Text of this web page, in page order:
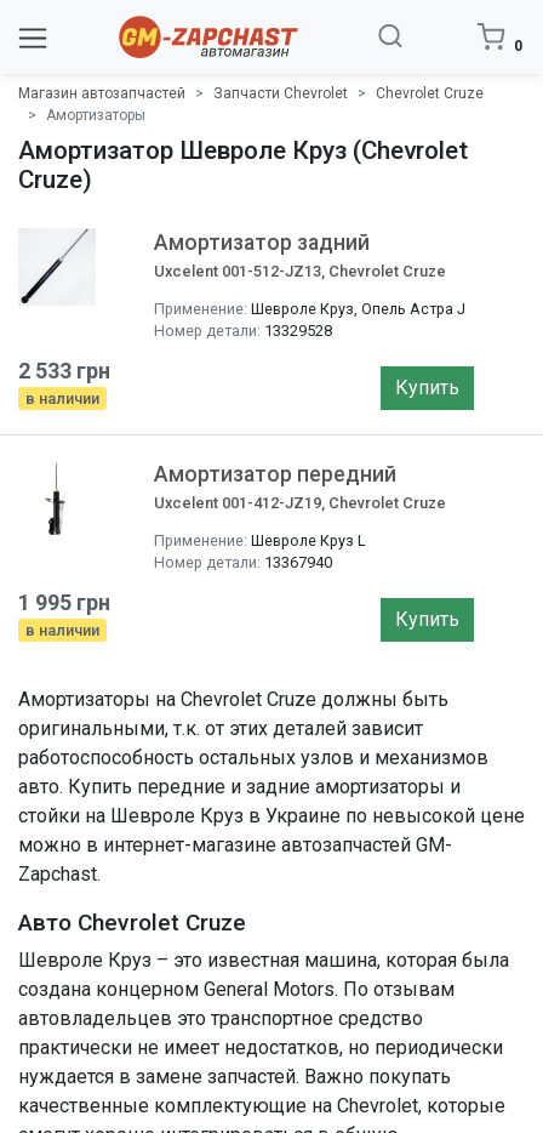
0
Магазин автозапчастей Запчасти Chevrolet
Chevrolet Cruze
Амортизаторы
Амортизатор Шевроле Круз (Chevrolet
Cruze)
Амортизатор задний
Uxcelent 001-512-JZ13, Chevrolet Cruze
Применение: Шевроле Круз, Опель Астра J
Номер детали: 13329528
2 533 грн
в наличии Купить
Амортизатор передний
Uxcelent 001-412-JZ19, Chevrolet Cruze
Применение: Шевроле Круз L
Номер детали: 13367940
1 995 грн
в наличии Купить
Амортизаторы на Chevrolet Cruze должны быть
оригинальными, т.к. от этих деталей зависит
работоспособность остальных узлов и механизмов
авто. Купить передние и задние амортизаторы и
стойки на Шевроле Круз в Украине по невысокой цене
можно в интернет-магазине автозапчастей GM-
Zapchast.
Авто Chevrolet Cruze
Шевроле Круз – это известная машина, которая была
создана концерном General Motors. По отзывам
автовладельцев это транспортное средство
практически не имеет недостатков, но периодически
нуждается в замене запчастей. Важно покупать
качественные комплектующие на Chevrolet, которые